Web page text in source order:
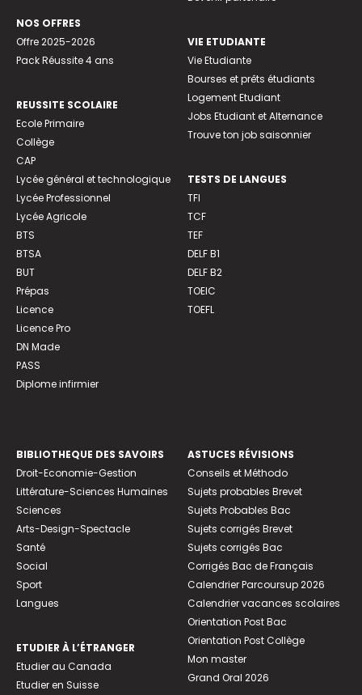
NOS OFFRES
Offre 2025-2026
Pack Réussite 4 ans
REUSSITE SCOLAIRE
Ecole Primaire
Collège
CAP
Lycée général et technologique
Lycée Professionnel
Lycée Agricole
BTS
BTSA
BUT
Prépas
Licence
Licence Pro
DN Made
PASS
Diplome infirmier
VIE ETUDIANTE
Vie Etudiante
Bourses et prêts étudiants
Logement Etudiant
Jobs Etudiant et Alternance
Trouve ton job saisonnier
TESTS DE LANGUES
TFI
TCF
TEF
DELF B1
DELF B2
TOEIC
TOEFL
BIBLIOTHEQUE DES SAVOIRS
Droit-Economie-Gestion
Littérature-Sciences Humaines
Sciences
Arts-Design-Spectacle
Santé
Social
Sport
Langues
ETUDIER À L’ÉTRANGER
Etudier au Canada
Etudier en Suisse
ASTUCES RÉVISIONS
Conseils et Méthodo
Sujets probables Brevet
Sujets Probables Bac
Sujets corrigés Brevet
Sujets corrigés Bac
Corrigés Bac de Français
Calendrier Parcoursup 2026
Calendrier vacances scolaires
Orientation Post Bac
Orientation Post Collège
Mon master
Grand Oral 2026